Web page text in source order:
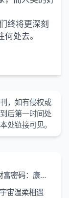
终将更深刻
处去。
，如有侵权或
后第一时间处
处链接可见。
决定普通人一生机遇
宙温柔相遇